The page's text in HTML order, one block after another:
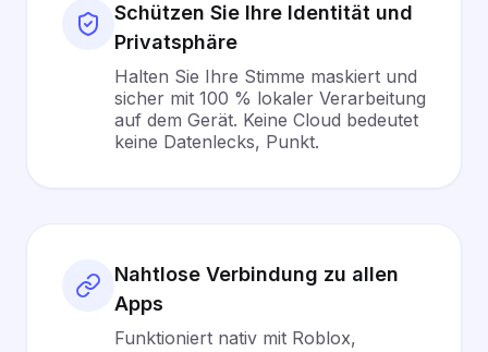
Schützen Sie Ihre Identität und
Privatsphäre
Halten Sie Ihre Stimme maskiert und
sicher mit 100 % lokaler Verarbeitung
auf dem Gerät. Keine Cloud bedeutet
keine Datenlecks, Punkt.
Nahtlose Verbindung zu allen
Apps
Funktioniert nativ mit Roblox,